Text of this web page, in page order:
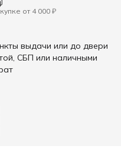
от 4 000 ₽
выдачи или до двери
СБП или наличными